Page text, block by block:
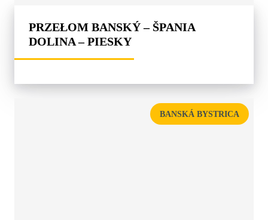
PRZEŁOM BANSKÝ – ŠPANIA
DOLINA – PIESKY
BANSKÁ BYSTRICA